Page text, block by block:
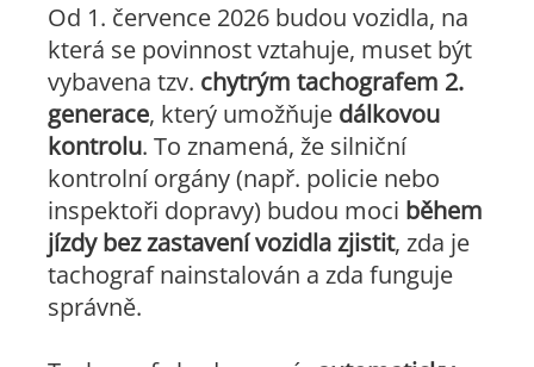
Od 1. července 2026 budou vozidla, na
která se povinnost vztahuje, muset být
vybavena tzv. chytrým tachografem 2.
generace, který umožňuje dálkovou
kontrolu. To znamená, že silniční
kontrolní orgány (např. policie nebo
inspektoři dopravy) budou moci během
jízdy bez zastavení vozidla zjistit, zda je
tachograf nainstalován a zda funguje
správně.